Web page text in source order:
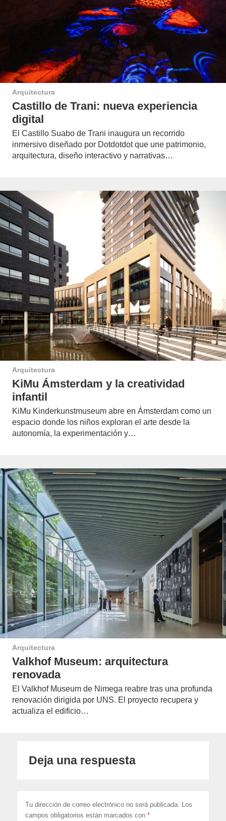
Arquitectura
Castillo de Trani: nueva experiencia
digital
El Castillo Suabo de Trani inaugura un recorrido
inmersivo diseñado por Dotdotdot que une patrimonio,
arquitectura, diseño interactivo y narrativas…
Arquitectura
KiMu Ámsterdam y la creatividad
infantil
KiMu Kinderkunstmuseum abre en Ámsterdam como un
espacio donde los niños exploran el arte desde la
autonomía, la experimentación y…
Arquitectura
Valkhof Museum: arquitectura
renovada
El Valkhof Museum de Nimega reabre tras una profunda
renovación dirigida por UNS. El proyecto recupera y
actualiza el edificio…
Deja una respuesta
Tu dirección de correo electrónico no será publicada.
Los
campos obligatorios están marcados con*